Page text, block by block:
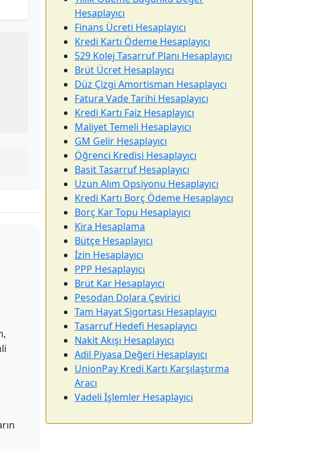
Hesaplayıcı
Finans Ücreti Hesaplayıcı
Kredi Kartı Ödeme Hesaplayıcı
529 Kolej Tasarruf Planı Hesaplayıcı
Brüt Ücret Hesaplayıcı
Düz Çizgi Amortisman Hesaplayıcı
Fatura Vade Tarihi Hesaplayıcı
Kredi Kartı Faiz Hesaplayıcı
Maliyet Temeli Hesaplayıcı
GM Gelir Hesaplayıcı
Öğrenci Kredisi Hesaplayıcı
Basit Tasarruf Hesaplayıcı
Uzun Alım Opsiyonu Hesaplayıcı
Kredi Kartı Borç Ödeme Hesaplayıcı
Borç Kar Topu Hesaplayıcı
Kira Hesaplama
Bütçe Hesaplayıcı
İzin Hesaplayıcı
PPP Hesaplayıcı
Brüt Kar Hesaplayıcı
Pesodan Dolara Çevirici
Tam Hayat Sigortası Hesaplayıcı
Tasarruf Hedefi Hesaplayıcı
Nakit Akışı Hesaplayıcı
Adil Piyasa Değeri Hesaplayıcı
UnionPay Kredi Kartı Karşılaştırma
Aracı
Vadeli İşlemler Hesaplayıcı